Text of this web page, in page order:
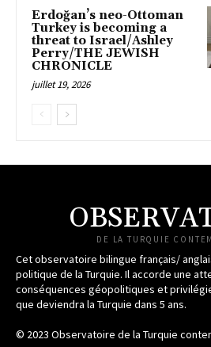
Erdoğan’s neo-Ottoman
Turkey is becoming a
threat to Israel/Ashley
Perry/THE JEWISH
CHRONICLE
juillet 19, 2026
DE LA TURQUIE
Cet observatoire bilingue français/
politique de la Turquie. Il accorde une
conséquences géopolitiques et
que deviendra la Turquie dans 5 ans.
© 2023 Observatoire de la Turquie